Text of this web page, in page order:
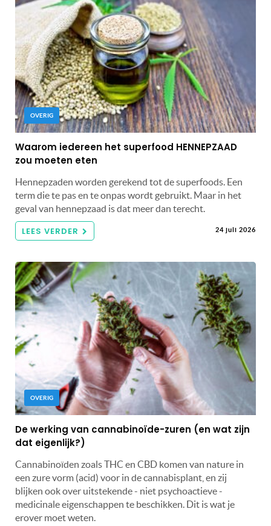
OVERIG
Waarom iedereen het superfood HENNEPZAAD
zou moeten eten
Hennepzaden worden gerekend tot de superfoods. Een
term die te pas en te onpas wordt gebruikt. Maar in het
geval van hennepzaad is dat meer dan terecht.
LEES VERDER 24 juli 2026
OVERIG
De werking van cannabinoïde-zuren (en wat zijn
dat eigenlijk?)
Cannabinoïden zoals THC en CBD komen van nature in
een zure vorm (acid) voor in de cannabisplant, en zij
blijken ook over uitstekende - niet psychoactieve -
medicinale eigenschappen te beschikken. Dit is wat je
erover moet weten.